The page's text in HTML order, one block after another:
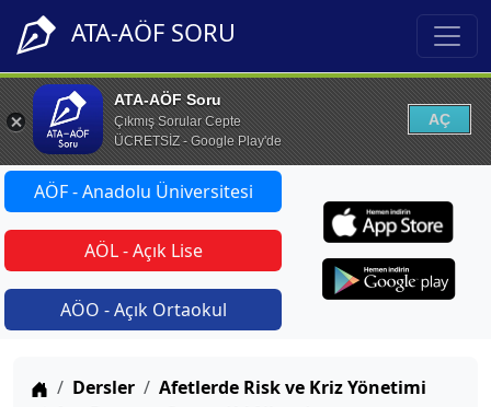
ATA-AÖF SORU
ATA-AÖF Soru
Çıkmış Sorular Cepte
ÜCRETSİZ - Google Play'de
AÇ
AÖF - Anadolu Üniversitesi
AÖL - Açık Lise
AÖO - Açık Ortaokul
Anasayfa
Dersler
Afetlerde Risk ve Kriz Yönetimi